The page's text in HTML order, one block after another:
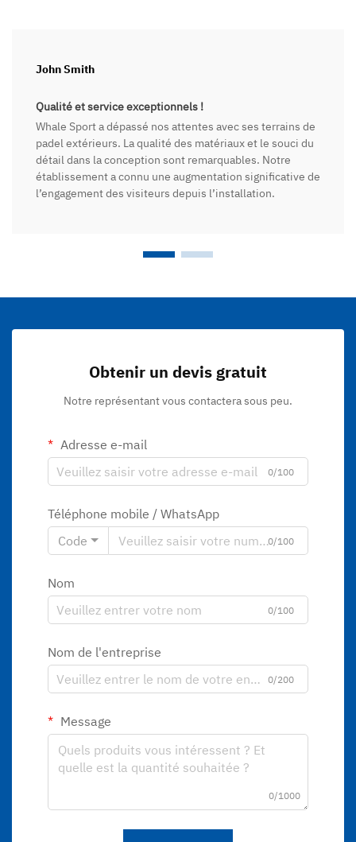
John Smith
Qualité et service exceptionnels !
Whale Sport a dépassé nos attentes avec ses terrains de
padel extérieurs. La qualité des matériaux et le souci du
détail dans la conception sont remarquables. Notre
établissement a connu une augmentation significative de
l’engagement des visiteurs depuis l’installation.
Obtenir un devis gratuit
Notre représentant vous contactera sous peu.
Adresse e-mail
0/100
Téléphone mobile / WhatsApp
Code
0/100
Nom
0/100
Nom de l'entreprise
0/200
Message
0/1000